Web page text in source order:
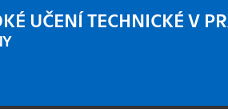
UČENÍ TECHNICKÉ V